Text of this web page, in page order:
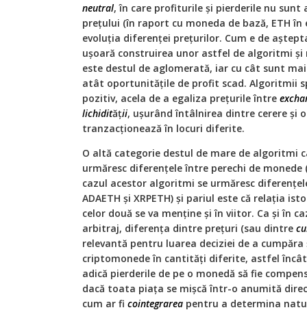
neutral, în care profiturile şi pierderile nu sunt
preţului (în raport cu moneda de bază, ETH
evoluţia diferenţei preţurilor. Cum e de
uşoară construirea unor astfel de algoritmi
este destul de aglomerată, iar cu cât sunt
atât oportunităţile de profit scad. Algoritmii
pozitiv, acela de a egaliza preţurile între
lichidităţii, uşurând întâlnirea dintre cerere şi
tranzacţionează în locuri diferite.
O altă categorie destul de mare de algoritmi
urmăresc diferenţele între perechi de
cazul acestor algoritmi se urmăresc
ADAETH şi XRPETH) şi pariul este că relaţia
celor două se va menţine şi în viitor. Ca şi în
arbitraj, diferenţa dintre preţuri (sau dintre
relevantă pentru luarea deciziei de a
criptomonede în cantităţi diferite, astfel încât
adică pierderile de pe o monedă să fie
dacă toata piaţa se mişcă într-o anumită
cum ar fi cointegrarea pentru a determina